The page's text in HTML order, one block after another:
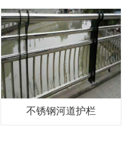
不锈钢河道护栏